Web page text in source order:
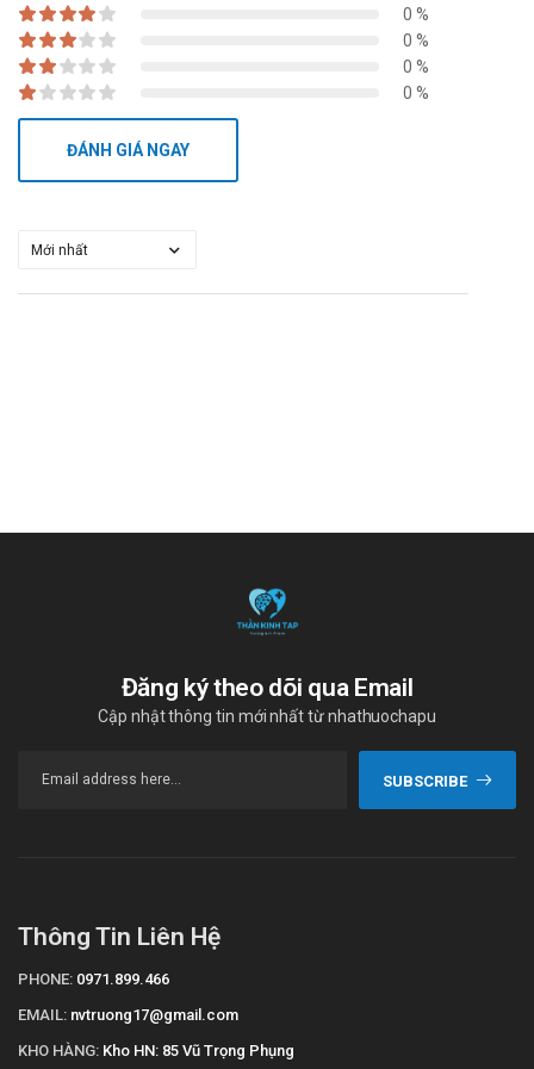
0 %
0 %
0 %
0 %
ĐÁNH GIÁ NGAY
Đăng ký theo dõi qua Email
Cập nhật thông tin mới nhất từ nhathuochapu
SUBSCRIBE
Thông Tin Liên Hệ
PHONE: 0971.899.466
EMAIL: nvtruong17@gmail.com
KHO HÀNG: Kho HN: 85 Vũ Trọng Phụng